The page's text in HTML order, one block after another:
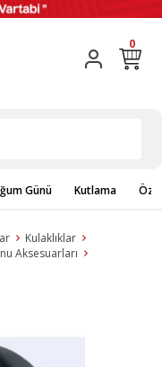
0
Günü Kutlama
Kulaklıklar
Aksesuarları